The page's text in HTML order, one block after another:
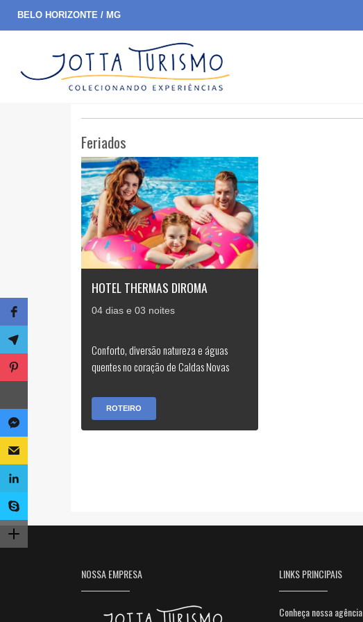
BELO HORIZONTE / MG
Feriados
HOTEL THERMAS DIROMA
04 dias e 03 noites
Conforto, diversão natureza e águas
quentes no coração de Caldas Novas
ROTEIRO
NOSSA EMPRESA LINKS PRINCIPAIS
Conheça nossa agência